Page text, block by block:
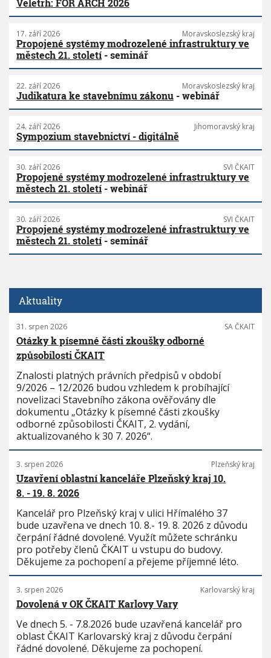
Veletrh: FOR ARCH 2026
17. září 2026 Moravskoslezský kraj
Propojené systémy modrozelené infrastruktury ve
městech 21. století- seminář
22. září 2026 Moravskoslezský kraj
Judikatura ke stavebnímu zákonu - webinář
24. září 2026 Jihomoravský kraj
Sympozium stavebnictví - digitálně
30. září 2026 SVI ČKAIT
Propojené systémy modrozelené infrastruktury ve
městech 21. století- webinář
30. září 2026 SVI ČKAIT
Propojené systémy modrozelené infrastruktury ve
městech 21. století- seminář
Aktuality
31. srpen 2026 SA ČKAIT
Otázky k písemné části zkoušky odborné
způsobilosti ČKAIT
Znalosti platných právních předpisů v období
9/2026 – 12/2026 budou vzhledem k probíhající
novelizaci Stavebního zákona ověřovány dle
dokumentu „Otázky k písemné části zkoušky
odborné způsobilosti ČKAIT, 2. vydání,
aktualizovaného k 30 7. 2026“.
3. srpen 2026 Plzeňský kraj
Uzavření oblastní kanceláře Plzeňský kraj 10.
8. - 19. 8. 2026
Kancelář pro Plzeňský kraj v ulici Hřímalého 37
bude uzavřena ve dnech 10. 8.- 19. 8. 2026 z důvodu
čerpání řádné dovolené. Využít můžete schránku
pro potřeby členů ČKAIT u vstupu do budovy.
Děkujeme za pochopení a přejeme příjemné léto.
3. srpen 2026 Karlovarský kraj
Dovolená v OK ČKAIT Karlovy Vary
Ve dnech 5. - 7.8.2026 bude uzavřená kancelář pro
oblast ČKAIT Karlovarský kraj z důvodu čerpání
řádné dovolené. Děkujeme za pochopení.